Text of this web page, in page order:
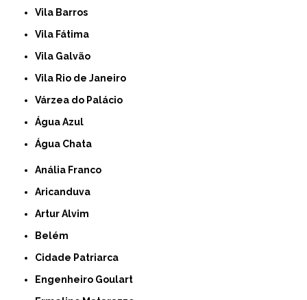
Vila Barros
Vila Fátima
Vila Galvão
Vila Rio de Janeiro
Várzea do Palácio
Água Azul
Água Chata
Anália Franco
Aricanduva
Artur Alvim
Belém
Cidade Patriarca
Engenheiro Goulart